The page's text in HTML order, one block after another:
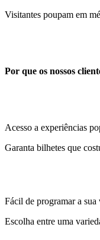
Visitantes poupam em
Por que os nossos
Acesso a experiências
Garanta bilhetes que
Fácil de programar a sua
Escolha entre uma